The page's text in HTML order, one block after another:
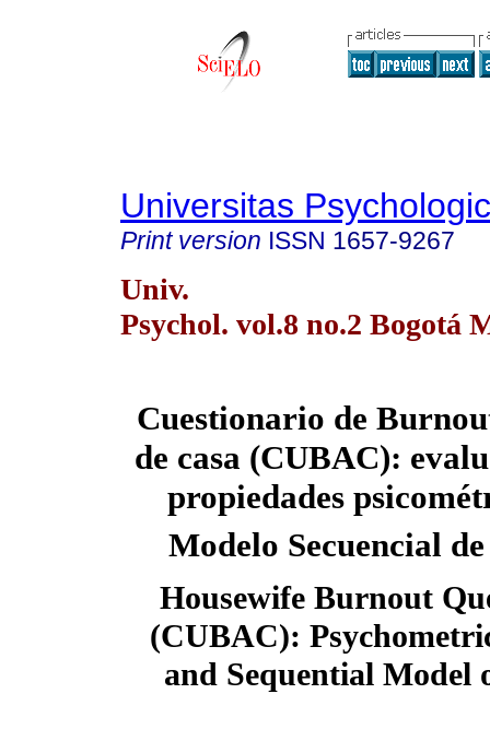
Universitas
Print version ISSN 1657-9267
Univ.
Psychol. vol.8 no.2 Bogotá
Cuestionario de
de casa (CUBAC):
propiedades
Modelo Secuencial
Housewife Burnout
(CUBAC):
and Sequential Model